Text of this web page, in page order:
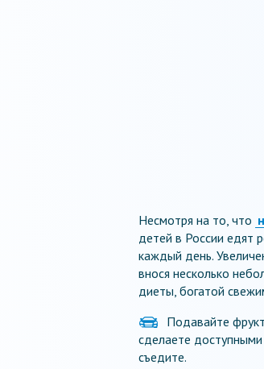
Несмотря на то, что
детей в России едят
каждый день.
внося несколько
диеты, богатой
Подавайте
сделаете
съедите.